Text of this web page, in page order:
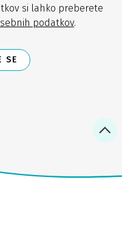
si lahko preberete
podatkov.
SE